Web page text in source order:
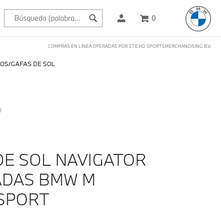
0
COMPRAS EN LÍNEA OPERADAS POR STICHD SPORTSMERCHANDISING B.V.
GAFAS DE SOL
SOL NAVIGATOR
BMW M